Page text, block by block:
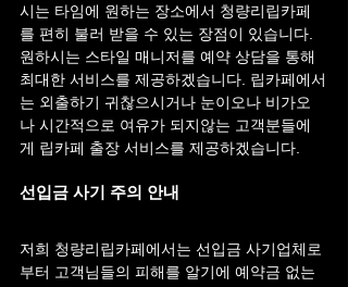
시는 타임에 원하는 장소에서 청량리립카페
를 편히 불러 받을 수 있는 장점이 있습니다.
원하시는 스타일 매니저를 예약 상담을 통해
최대한 서비스를 제공하겠습니다. 립카페에서
는 외출하기 귀찮으시거나 눈이오나 비가오
나 시간적으로 여유가 되지않는 고객분들에
게 립카페 출장 서비스를 제공하겠습니다.
선입금 사기 주의 안내
저희 청량리립카페에서는 선입금 사기업체로
부터 고객님들의 피해를 알기에 예약금 없는